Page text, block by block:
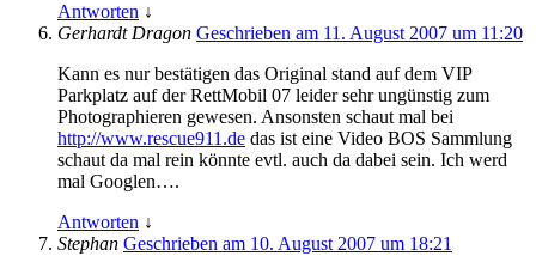
Antworten ↓
Gerhardt Dragon Geschrieben am 11. August 2007 um 11:20
Kann es nur bestätigen das Original stand auf dem VIP
Parkplatz auf der RettMobil 07 leider sehr ungünstig zum
Photographieren gewesen. Ansonsten schaut mal bei
http://www.rescue911.de das ist eine Video BOS Sammlung
schaut da mal rein könnte evtl. auch da dabei sein. Ich werd
mal Googlen….
Antworten ↓
Stephan Geschrieben am 10. August 2007 um 18:21